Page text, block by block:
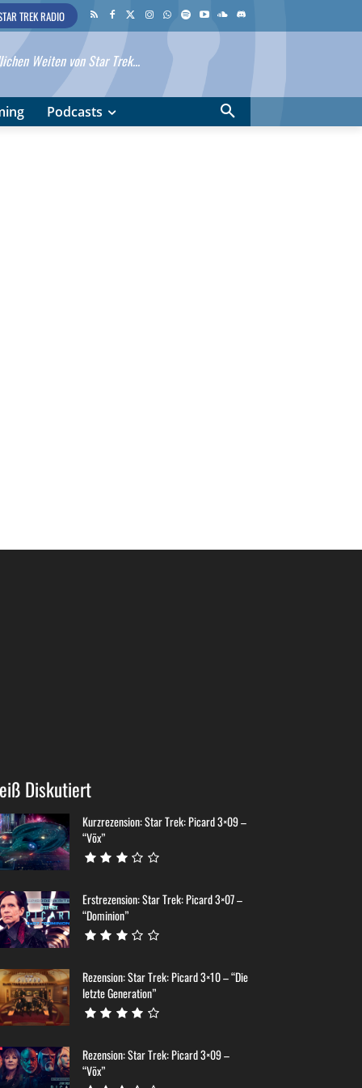
TREK RADIO
Weiten von Star Trek...
Podcasts
Diskutiert
Kurzrezension: Star Trek: Picard 3×09 –
“Võx”
Erstrezension: Star Trek: Picard 3×07 –
“Dominion”
Rezension: Star Trek: Picard 3×10 – “Die
letzte Generation”
Rezension: Star Trek: Picard 3×09 –
“Võx”